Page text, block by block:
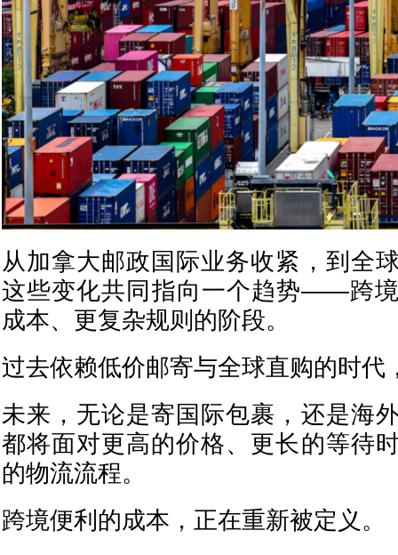
从加拿大邮政国际业务收紧，到全
这些变化共同指向一个趋势——跨
成本、更复杂规则的阶段。
过去依赖低价邮寄与全球直购的时代
未来，无论是寄国际包裹，还是海
都将面对更高的价格、更长的等待
的物流流程。
跨境便利的成本，正在重新被定义。